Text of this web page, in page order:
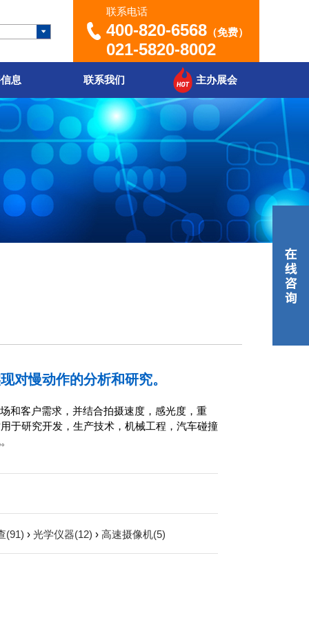
联系电话
400-820-6568 （免费）
021-5820-8002
息 联系我们 主办展会
对慢动作的分析和研究。
和客户需求，并结合拍摄速度，感光度，重
于研究开发，生产技术，机械工程，汽车碰撞
(91) › 光学仪器(12) › 高速摄像机(5)